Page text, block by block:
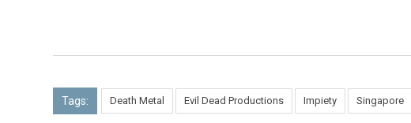
Tags: Death Metal Evil Dead Productions Impiety Singapore